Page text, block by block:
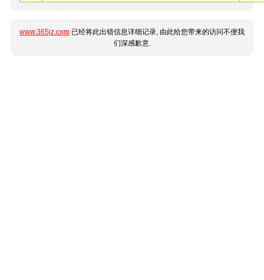
www.365jz.com 已经将此出错信息详细记录, 由此给您带来的访问不便我
们深感歉意.